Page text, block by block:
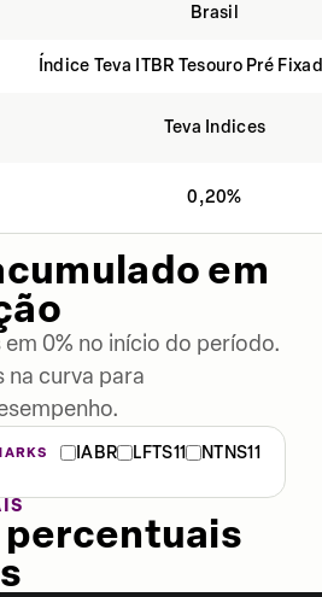
Brasil
Índice Teva ITBR Tesouro Pré
Teva Indices
0,20%
em
0% no início do período.
na curva para
IABR LFTS11
NTNS11